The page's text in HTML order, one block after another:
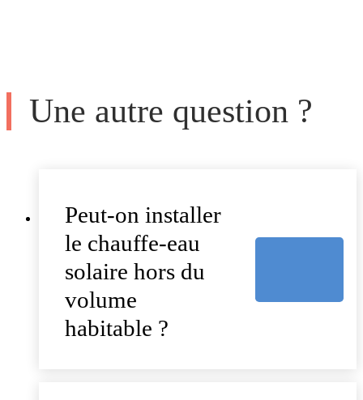
Une autre question ?
Peut-on installer
le chauffe-eau
solaire hors du
volume
habitable ?